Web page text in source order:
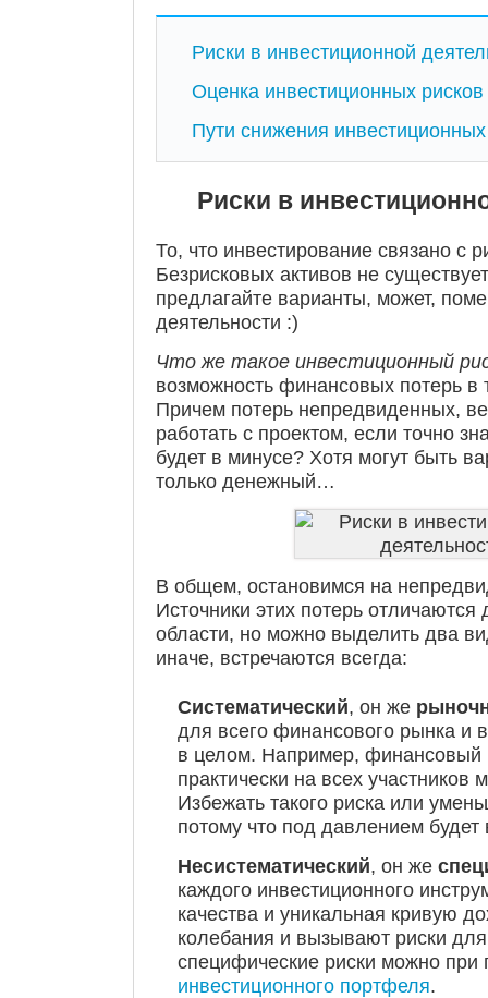
Риски в инвестиционной
Оценка инвестиционных рисков
Пути снижения
Риски в
То, что инвестирование связано с
Безрисковых активов не
предлагайте варианты, может,
деятельности :)
Что же такое инвестиционный
возможность финансовых потерь
Причем потерь непредвиденных,
работать с проектом, если точно
будет в минусе? Хотя могут быть
только денежный…
В общем, остановимся на
Источники этих потерь
области, но можно выделить два
иначе, встречаются всегда:
Систематический, он же
для всего финансового рынка и
в целом. Например, финансовый
практически на всех участников
Избежать такого риска или
потому что под давлением будет
Несистематический, он же
каждого инвестиционного
качества и уникальная кривую
колебания и вызывают риски
специфические риски можно
инвестиционного портфеля.